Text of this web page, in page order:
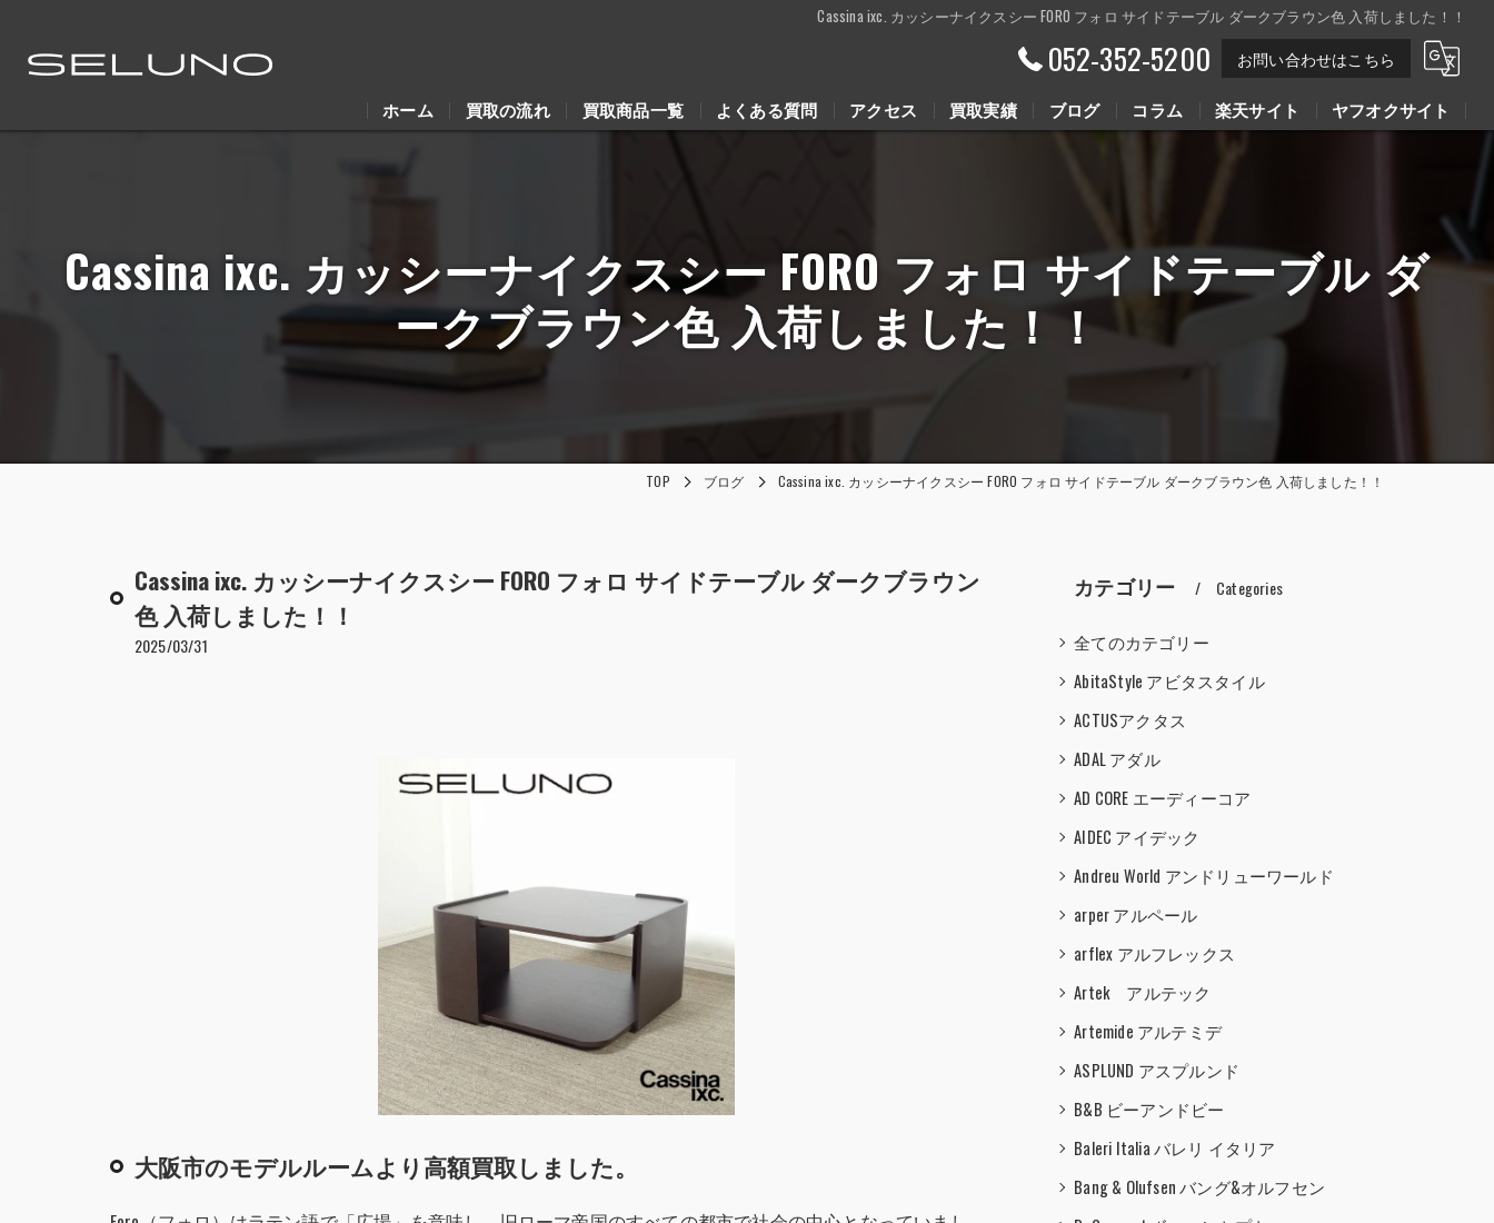
Cassina ixc. カッシーナイクスシー FORO フォロ サイドテーブル ダークブラウン色 入荷しました！！
052-352-5200 お問い合わせはこちら
ホーム 買取の流れ 買取商品一覧 よくある質問 アクセス 買取実績 ブログ
Youtube動画
コラム 楽天サイト ヤフオクサイト
Cassina ixc. カッシーナイクスシー FORO フォロ サイドテーブル ダ
ークブラウン色 入荷しました！！
TOP ブログ Cassina ixc. カッシーナイクスシー FORO フォロ サイドテーブル ダークブラウン色 入荷しました！！
Cassina ixc. カッシーナイクスシー FORO フォロ サイドテーブル ダークブラウン
色 入荷しました！！
2025/03/31
大阪市のモデルルームより高額買取しました。
カテゴリー Categories
全てのカテゴリー
AbitaStyle アビタスタイル
ACTUSアクタス
ADAL アダル
AD CORE エーディーコア
AIDEC アイデック
Andreu World アンドリューワールド
arper アルペール
arflex アルフレックス
Artek アルテック
Artemide アルテミデ
ASPLUND アスプルンド
B&B ビーアンドビー
Baleri Italia バレリ イタリア
Bang & Olufsen バング&オルフセン